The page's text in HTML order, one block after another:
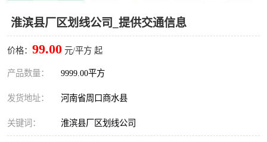
淮滨县厂区划线公司_提供交通信息
价格： 99.00 元/平方 起
产品数量： 9999.00平方
发货地址： 河南省周口商水县
关键词： 淮滨县厂区划线公司